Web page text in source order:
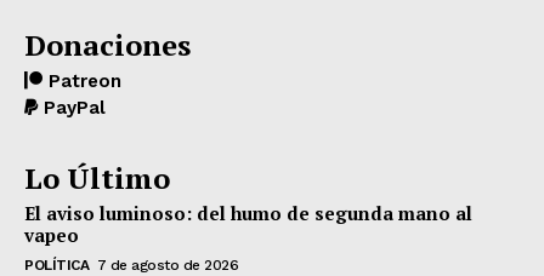
Donaciones
Patreon
PayPal
Lo Último
El aviso luminoso: del humo de segunda mano al
vapeo
POLÍTICA 7 de agosto de 2026